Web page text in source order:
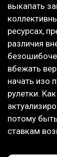
выкапать
ресурсах,
различия
вбежать
начать изо
рулетки.
потому
ставкам